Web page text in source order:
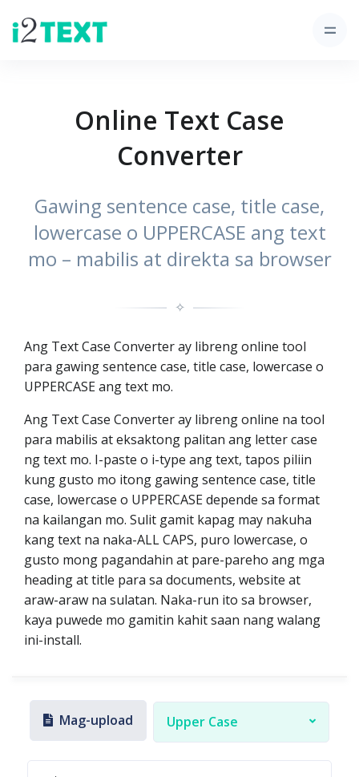
Online Text Case
Converter
Gawing sentence case, title case,
lowercase o UPPERCASE ang text
mo – mabilis at direkta sa browser
✧
Ang Text Case Converter ay libreng online tool
para gawing sentence case, title case, lowercase o
UPPERCASE ang text mo.
Ang Text Case Converter ay libreng online na tool
para mabilis at eksaktong palitan ang letter case
ng text mo. I-paste o i-type ang text, tapos piliin
kung gusto mo itong gawing sentence case, title
case, lowercase o UPPERCASE depende sa format
na kailangan mo. Sulit gamit kapag may nakuha
kang text na naka-ALL CAPS, puro lowercase, o
gusto mong pagandahin at pare-pareho ang mga
heading at title para sa documents, website at
araw-araw na sulatan. Naka-run ito sa browser,
kaya puwede mo gamitin kahit saan nang walang
ini-install.
Mag-upload Upper Case